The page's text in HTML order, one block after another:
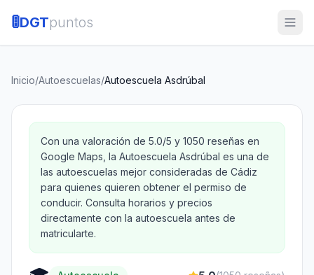
🚦DGTpuntos
Inicio/Autoescuelas/Autoescuela Asdrúbal
Con una valoración de 5.0/5 y 1050 reseñas en
Google Maps, la Autoescuela Asdrúbal es una de
las autoescuelas mejor consideradas de Cádiz
para quienes quieren obtener el permiso de
conducir. Consulta horarios y precios
directamente con la autoescuela antes de
matricularte.